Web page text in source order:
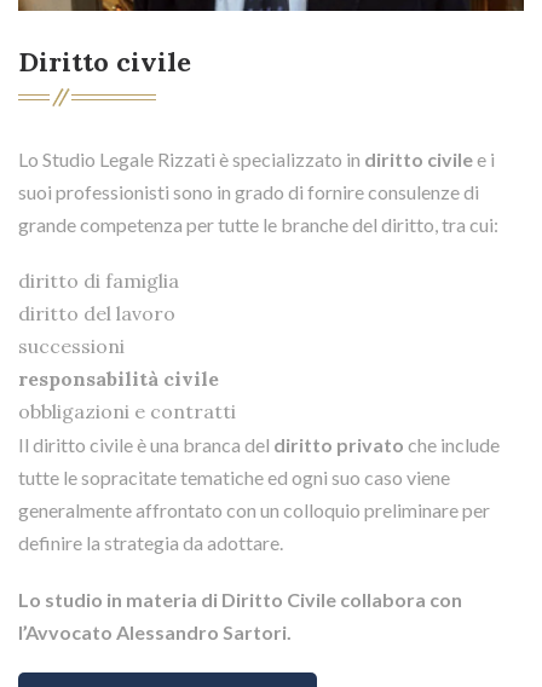
Diritto civile
Lo Studio Legale Rizzati è specializzato in diritto civilee i
suoi professionisti sono in grado di fornire consulenze di
grande competenza per tutte le branche del diritto, tra cui:
diritto di famiglia
diritto del lavoro
successioni
responsabilità civile
obbligazioni e contratti
Il diritto civile è una branca del diritto privato che include
tutte le sopracitate tematiche ed ogni suo caso viene
generalmente affrontato con un colloquio preliminare per
definire la strategia da adottare.
Lo studio in materia di Diritto Civile collabora con
l’Avvocato Alessandro Sartori.